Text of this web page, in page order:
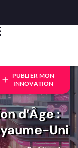
PUBLIER MON
INNOVATION
d’Âge :
Uni